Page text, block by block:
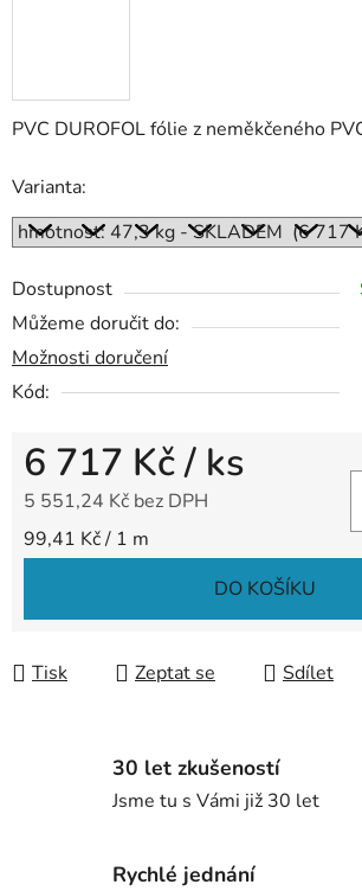
PVC DUROFOL fólie z neměkčeného
Varianta:
Dostupnost
Můžeme doručit do:
Možnosti doručení
Kód:
6 717 Kč/ ks
5 551,24 Kč bez DPH
Měrná cena:
99,41 Kč / 1 m
DO KOŠÍKU
Tisk Zeptat se Sdílet
30 let zkušeností
Jsme tu s Vámi již 30 let
Rychlé jednání